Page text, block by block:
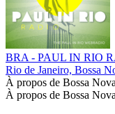
BRA - PAUL IN RIO
Rio de Janeiro, Bossa
À propos de Bossa
À propos de Bossa